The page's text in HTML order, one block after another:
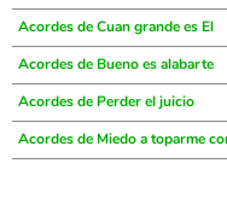
Acordes de Cuan grande es El
Acordes de Bueno es alabarte
Acordes de Perder el juicio
Acordes de Miedo a toparme